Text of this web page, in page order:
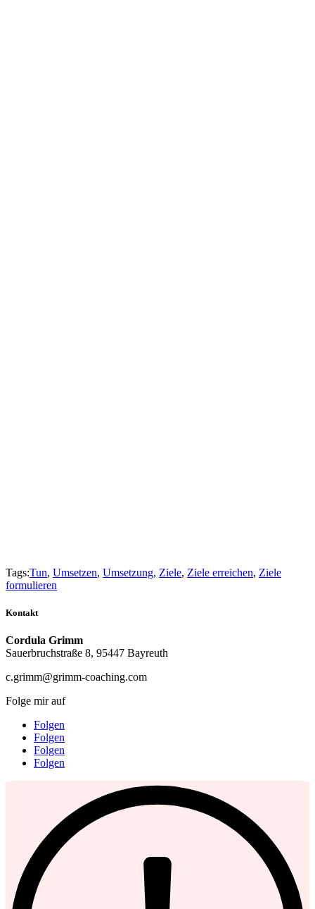
Tags:Tun, Umsetzen, Umsetzung, Ziele, Ziele erreichen, Ziele
formulieren
Kontakt
Cordula Grimm
Sauerbruchstraße 8, 95447 Bayreuth
c.grimm@grimm-coaching.com
Folge mir auf
Folgen
Folgen
Folgen
Folgen